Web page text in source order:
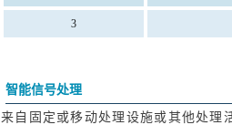
3
智能信号处理
来自固定或移动处理设施或其他处理